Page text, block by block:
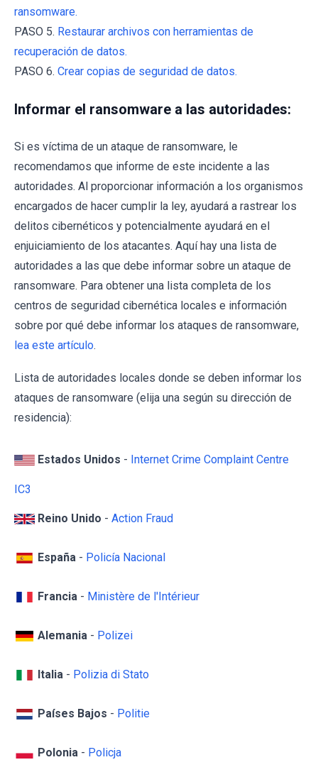
ransomware.
PASO 5. Restaurar archivos con herramientas de
recuperación de datos.
PASO 6. Crear copias de seguridad de datos.
Informar el ransomware a las autoridades:
Si es víctima de un ataque de ransomware, le
recomendamos que informe de este incidente a las
autoridades. Al proporcionar información a los organismos
encargados de hacer cumplir la ley, ayudará a rastrear los
delitos cibernéticos y potencialmente ayudará en el
enjuiciamiento de los atacantes. Aquí hay una lista de
autoridades a las que debe informar sobre un ataque de
ransomware. Para obtener una lista completa de los
centros de seguridad cibernética locales e información
sobre por qué debe informar los ataques de ransomware,
lea este artículo.
Lista de autoridades locales donde se deben informar los
ataques de ransomware (elija una según su dirección de
residencia):
Estados Unidos - Internet Crime Complaint Centre
IC3
Reino Unido - Action Fraud
España - Policía Nacional
Francia - Ministère de l'Intérieur
Alemania - Polizei
Italia - Polizia di Stato
Países Bajos - Politie
Polonia - Policja